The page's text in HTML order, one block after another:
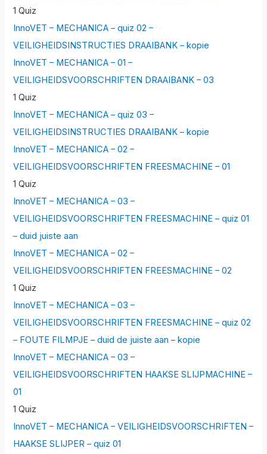
1 Quiz
InnoVET – MECHANICA – quiz 02 –
VEILIGHEIDSINSTRUCTIES DRAAIBANK – kopie
InnoVET – MECHANICA – 01 –
VEILIGHEIDSVOORSCHRIFTEN DRAAIBANK – 03
1 Quiz
InnoVET – MECHANICA – quiz 03 –
VEILIGHEIDSINSTRUCTIES DRAAIBANK – kopie
InnoVET – MECHANICA – 02 –
VEILIGHEIDSVOORSCHRIFTEN FREESMACHINE – 01
1 Quiz
InnoVET – MECHANICA – 03 –
VEILIGHEIDSVOORSCHRIFTEN FREESMACHINE – quiz 01
– duid juiste aan
InnoVET – MECHANICA – 02 –
VEILIGHEIDSVOORSCHRIFTEN FREESMACHINE – 02
1 Quiz
InnoVET – MECHANICA – 03 –
VEILIGHEIDSVOORSCHRIFTEN FREESMACHINE – quiz 02
– FOUTE FILMPJE – duid de juiste aan – kopie
InnoVET – MECHANICA – 03 –
VEILIGHEIDSVOORSCHRIFTEN HAAKSE SLIJPMACHINE –
01
1 Quiz
InnoVET – MECHANICA – VEILIGHEIDSVOORSCHRIFTEN –
HAAKSE SLIJPER – quiz 01